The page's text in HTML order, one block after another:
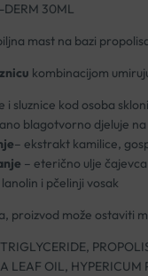
DERM 30ML
mast na bazi
kombinacijom
i sluznice kod osoba
blagotvorno djeluje
– ekstrakt kamilice,
– eterično ulje
i pčelinji vosak
proizvod može ostaviti
LEAF OIL,